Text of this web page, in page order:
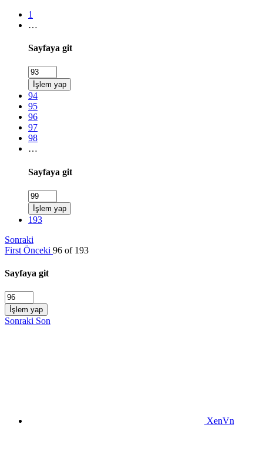
1
…
Sayfaya git
İşlem yap
94
95
96
97
98
…
Sayfaya git
İşlem yap
193
Sonraki
First Önceki 96 of 193
Sayfaya git
İşlem yap
Sonraki Son
XenVn